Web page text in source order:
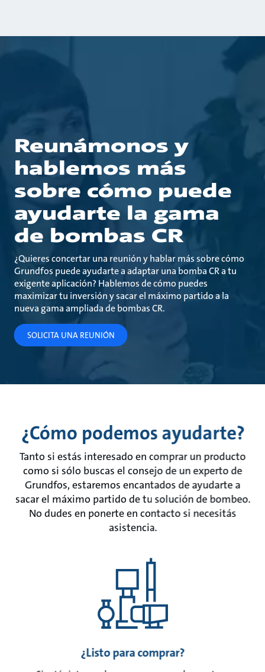
Reunámonos y
hablemos más
sobre cómo puede
ayudarte la gama
de bombas CR
¿Quieres concertar una reunión y hablar más sobre cómo
Grundfos puede ayudarte a adaptar una bomba CR a tu
exigente aplicación? Hablemos de cómo puedes
maximizar tu inversión y sacar el máximo partido a la
nueva gama ampliada de bombas CR.
SOLICITA UNA REUNIÓN
¿Cómo podemos ayudarte?
Tanto si estás interesado en comprar un producto
como si sólo buscas el consejo de un experto de
Grundfos, estaremos encantados de ayudarte a
sacar el máximo partido de tu solución de bombeo.
No dudes en ponerte en contacto si necesitás
asistencia.
¿Listo para comprar?